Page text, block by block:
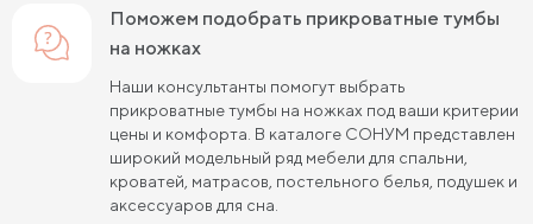
Поможем подобрать прикроватные тумбы
на ножках
Наши консультанты помогут выбрать
прикроватные тумбы на ножках под ваши критерии
цены и комфорта. В каталоге СОНУМ представлен
широкий модельный ряд мебели для спальни,
кроватей, матрасов, постельного белья, подушек и
аксессуаров для сна.